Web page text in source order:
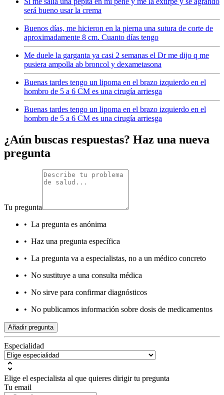
será bueno usar la crema
Buenos días, me hicieron en la pierna una sutura de corte de
aproximadamente 8 cm. Cuanto días tengo
Me duele la garganta ya casi 2 semanas el Dr me dijo q me
pusiera ampolla ab broncol y dexametasona
Buenas tardes tengo un lipoma en el brazo izquierdo en el
hombro de 5 a 6 CM es una cirugía arriesga
Buenas tardes tengo un lipoma en el brazo izquierdo en el
hombro de 5 a 6 CM es una cirugía arriesga
¿Aún buscas respuestas? Haz una nueva
pregunta
Tu pregunta
• La pregunta es anónima
• Haz una pregunta específica
• La pregunta va a especialistas, no a un médico concreto
• No sustituye a una consulta médica
• No sirve para confirmar diagnósticos
• No publicamos información sobre dosis de medicamentos
Añadir pregunta
Especialidad
Elige el especialista al que quieres dirigir tu pregunta
Tu email